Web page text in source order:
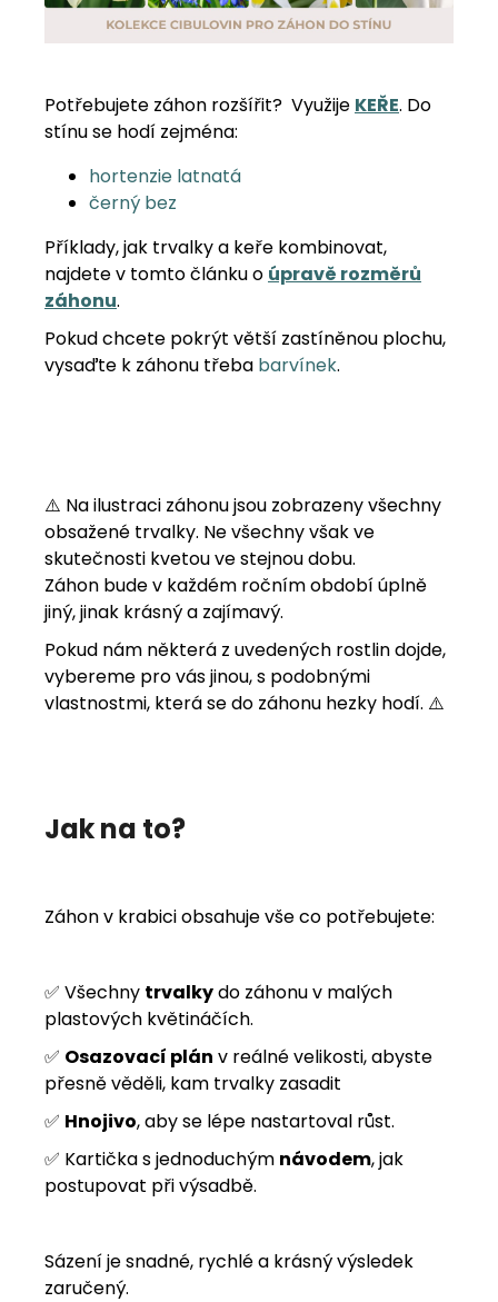
Potřebujete záhon rozšířit? Využije KEŘE. Do
stínu se hodí zejména:
hortenzie latnatá
černý bez
Příklady, jak trvalky a keře kombinovat,
najdete v tomto článku o úpravě rozměrů
záhonu.
Pokud chcete pokrýt větší zastíněnou plochu,
vysaďte k záhonu třeba barvínek.
⚠️ Na ilustraci záhonu jsou zobrazeny všechny
obsažené trvalky. Ne všechny však ve
skutečnosti kvetou ve stejnou dobu.
Záhon bude v každém ročním období úplně
jiný, jinak krásný a zajímavý.
Pokud nám některá z uvedených rostlin dojde,
vybereme pro vás jinou, s podobnými
vlastnostmi, která se do záhonu hezky hodí. ⚠️
Jak na to?
Záhon v krabici obsahuje vše co potřebujete:
✅ Všechny trvalkydo záhonu v malých
plastových květináčích.
✅ Osazovací plán v reálné velikosti, abyste
přesně věděli, kam trvalky zasadit
✅ Hnojivo, aby se lépe nastartoval růst.
✅ Kartička s jednoduchým návodem, jak
postupovat při výsadbě.
Sázení je snadné, rychlé a krásný výsledek
zaručený.